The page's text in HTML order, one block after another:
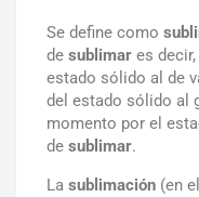
Se define como
de sublimar es
estado sólido al de
del estado sólido al
momento por el
de sublimar.
La sublimación (en